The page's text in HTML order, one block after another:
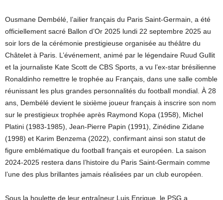
Ousmane Dembélé, l’ailier français du Paris Saint-Germain, a été
officiellement sacré Ballon d’Or 2025 lundi 22 septembre 2025 au
soir lors de la cérémonie prestigieuse organisée au théâtre du
Châtelet à Paris. L’événement, animé par le légendaire Ruud Gullit
et la journaliste Kate Scott de CBS Sports, a vu l’ex-star brésilienne
Ronaldinho remettre le trophée au Français, dans une salle comble
réunissant les plus grandes personnalités du football mondial. À 28
ans, Dembélé devient le sixième joueur français à inscrire son nom
sur le prestigieux trophée après Raymond Kopa (1958), Michel
Platini (1983-1985), Jean-Pierre Papin (1991), Zinédine Zidane
(1998) et Karim Benzema (2022), confirmant ainsi son statut de
figure emblématique du football français et européen. La saison
2024-2025 restera dans l’histoire du Paris Saint-Germain comme
l’une des plus brillantes jamais réalisées par un club européen.
Sous la houlette de leur entraîneur Luis Enrique, le PSG a